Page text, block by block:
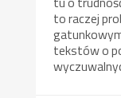
to raczej
tekstów o